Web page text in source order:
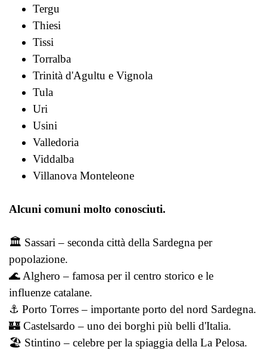
Tergu
Thiesi
Tissi
Torralba
Trinità d'Agultu e Vignola
Tula
Uri
Usini
Valledoria
Viddalba
Villanova Monteleone
Alcuni comuni molto conosciuti.
🏛️ Sassari – seconda città della Sardegna per
popolazione.
🌊 Alghero – famosa per il centro storico e le
influenze catalane.
⚓ Porto Torres – importante porto del nord Sardegna.
🏰 Castelsardo – uno dei borghi più belli d'Italia.
🏖️ Stintino – celebre per la spiaggia della La Pelosa.